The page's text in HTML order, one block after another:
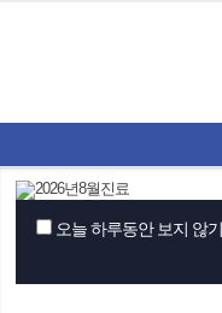
오늘 하루동안 보지 않기